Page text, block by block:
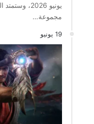
مجموعة…
19 يونيو